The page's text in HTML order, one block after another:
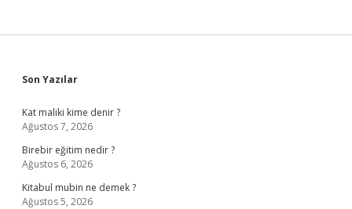
Sidebar
Son Yazılar
Kat maliki kime denir ?
Ağustos 7, 2026
Birebir eğitim nedir ?
Ağustos 6, 2026
Kitabul mubin ne demek ?
Ağustos 5, 2026